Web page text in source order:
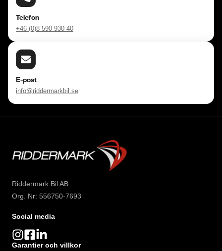
Telefon
+46 (0)8 590 930 40
E-post
info@riddermarkbil.se
Riddermark Bil AB
Org. Nr: 556750-7693
Social media
Garantier och villkor